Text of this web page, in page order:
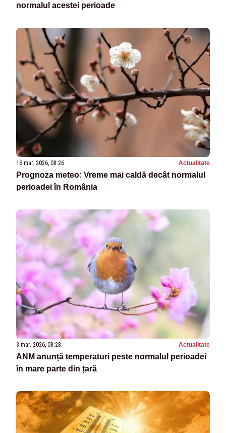
normalul acestei perioade
16 mar. 2026, 08:26 Actualitate
Prognoza meteo: Vreme mai caldă decât normalul
perioadei în România
3 mar. 2026, 08:28 Actualitate
ANM anunță temperaturi peste normalul perioadei
în mare parte din țară